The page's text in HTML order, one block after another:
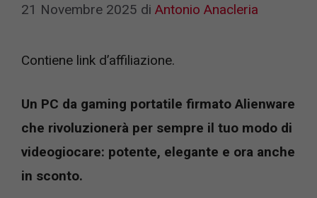
21 Novembre 2025 di Antonio Anacleria
Contiene link d’affiliazione.
Un PC da gaming portatile firmato Alienware
che rivoluzionerà per sempre il tuo modo di
videogiocare: potente, elegante e ora anche
in sconto.